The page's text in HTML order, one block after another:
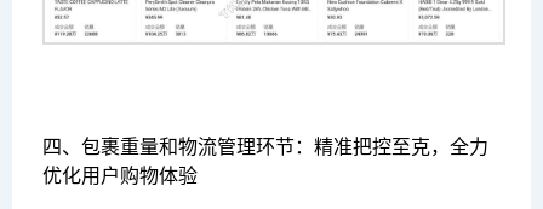
四、包裹重量和物流管理环节：精准把控至克，全力
优化用户购物体验